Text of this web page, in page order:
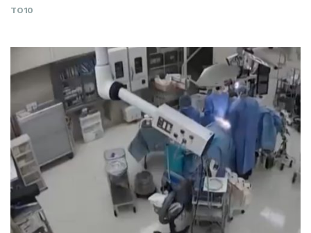
TO10